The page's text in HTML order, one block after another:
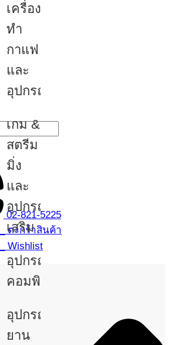
เครื่อง
ทำ
กาแฟ
และ
อุปกรณ์
เกม &
สตรีม
มิ่ง
และ
อุปกรณ์
เสริม
อุปกรณ์
คอมพิวเตอร์
อุปกรณ์
ยาน
02-821-5225
ตะกร้าสินค้า
Wishlist